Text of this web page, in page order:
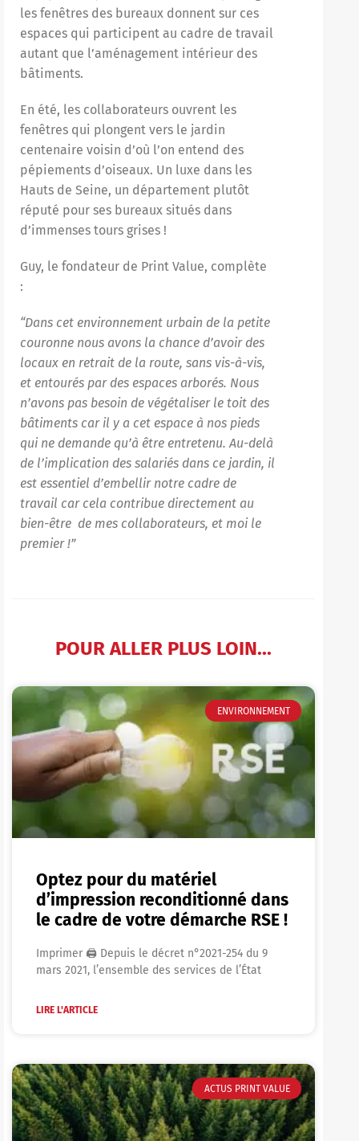
les fenêtres des bureaux donnent sur ces
espaces qui participent au cadre de travail
autant que l’aménagement intérieur des
bâtiments.
En été, les collaborateurs ouvrent les
fenêtres qui plongent vers le jardin
centenaire voisin d’où l’on entend des
pépiements d’oiseaux. Un luxe dans les
Hauts de Seine, un département plutôt
réputé pour ses bureaux situés dans
d’immenses tours grises !
Guy, le fondateur de Print Value, complète
:
“Dans cet environnement urbain de la petite
couronne nous avons la chance d’avoir des
locaux en retrait de la route, sans vis-à-vis,
et entourés par des espaces arborés. Nous
n’avons pas besoin de végétaliser le toit des
bâtiments car il y a cet espace à nos pieds
qui ne demande qu’à être entretenu.Au-delà
de l’implication des salariés dans ce jardin, il
est essentiel d’embellir notre cadre de
travail car cela contribue directement au
bien-être de mes collaborateurs, et moi le
premier !”
POUR ALLER PLUS LOIN...
ENVIRONNEMENT
Optez pour du matériel
d’impression reconditionné dans
le cadre de votre démarche RSE !
Imprimer 🖨 Depuis le décret n°2021-254 du 9
mars 2021, l’ensemble des services de l’État
LIRE L'ARTICLE
ACTUS PRINT VALUE